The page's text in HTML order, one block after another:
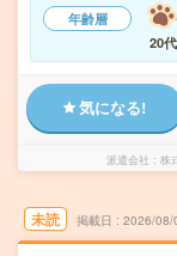
年齢層
20代
気になる!
派遣会社 株
未読 掲載日 2026/08/